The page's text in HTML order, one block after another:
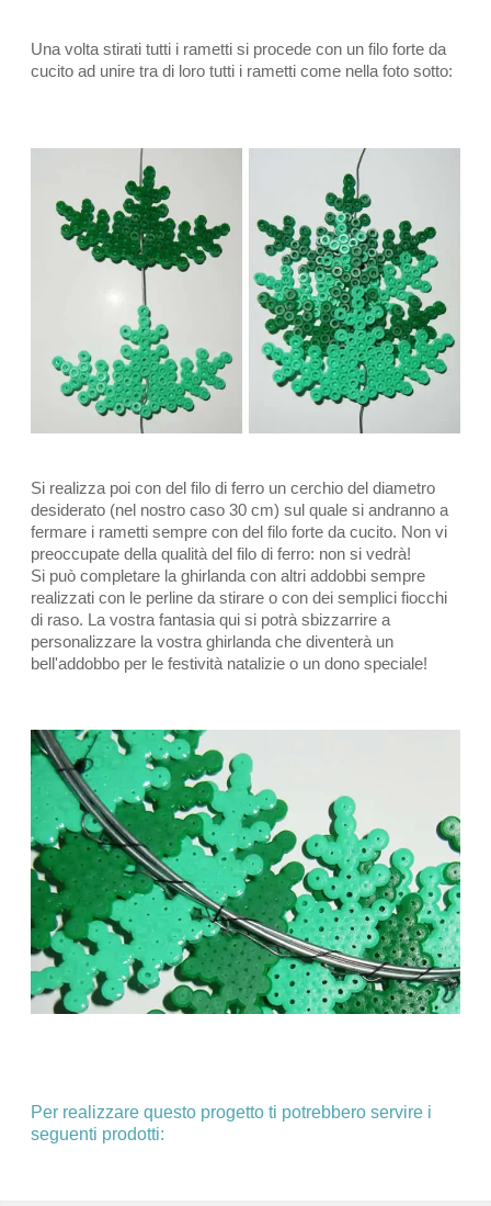
Una volta stirati tutti i rametti si procede con un filo forte da
cucito ad unire tra di loro tutti i rametti come nella foto sotto:
Si realizza poi con del filo di ferro un cerchio del diametro
desiderato (nel nostro caso 30 cm) sul quale si andranno a
fermare i rametti sempre con del filo forte da cucito. Non vi
preoccupate della qualità del filo di ferro: non si vedrà!
Si può completare la ghirlanda con altri addobbi sempre
realizzati con le perline da stirare o con dei semplici fiocchi
di raso. La vostra fantasia qui si potrà sbizzarrire a
personalizzare la vostra ghirlanda che diventerà un
bell'addobbo per le festività natalizie o un dono speciale!
Per realizzare questo progetto ti potrebbero servire i
seguenti prodotti: